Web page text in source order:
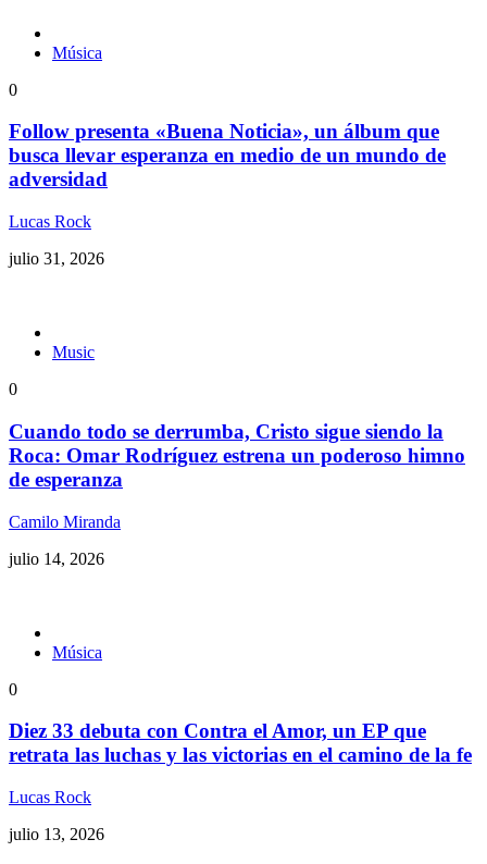
Música
0
Follow presenta «Buena Noticia», un álbum que
busca llevar esperanza en medio de un mundo de
adversidad
Lucas Rock
julio 31, 2026
Music
0
Cuando todo se derrumba, Cristo sigue siendo la
Roca: Omar Rodríguez estrena un poderoso himno
de esperanza
Camilo Miranda
julio 14, 2026
Música
0
Diez 33 debuta con Contra el Amor, un EP que
retrata las luchas y las victorias en el camino de la fe
Lucas Rock
julio 13, 2026